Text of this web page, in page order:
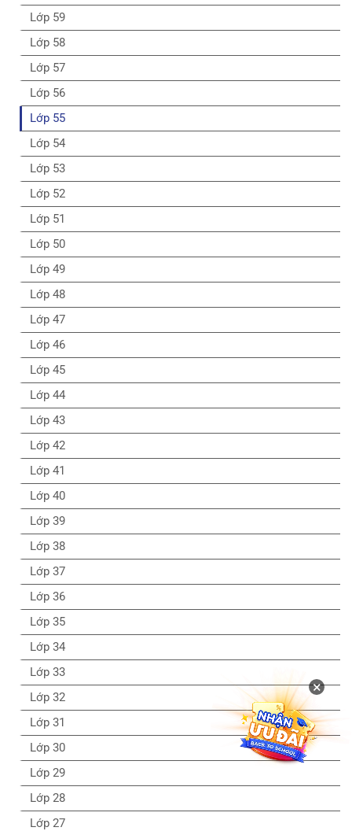
Lớp 59
Lớp 58
Lớp 57
Lớp 56
Lớp 55
Lớp 54
Lớp 53
Lớp 52
Lớp 51
Lớp 50
Lớp 49
Lớp 48
Lớp 47
Lớp 46
Lớp 45
Lớp 44
Lớp 43
Lớp 42
Lớp 41
Lớp 40
Lớp 39
Lớp 38
Lớp 37
Lớp 36
Lớp 35
Lớp 34
Lớp 33
Lớp 32
Lớp 31
Lớp 30
Lớp 29
Lớp 28
Lớp 27
×